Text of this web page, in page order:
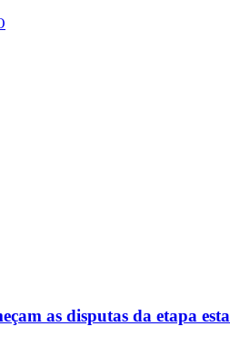
as disputas da etapa